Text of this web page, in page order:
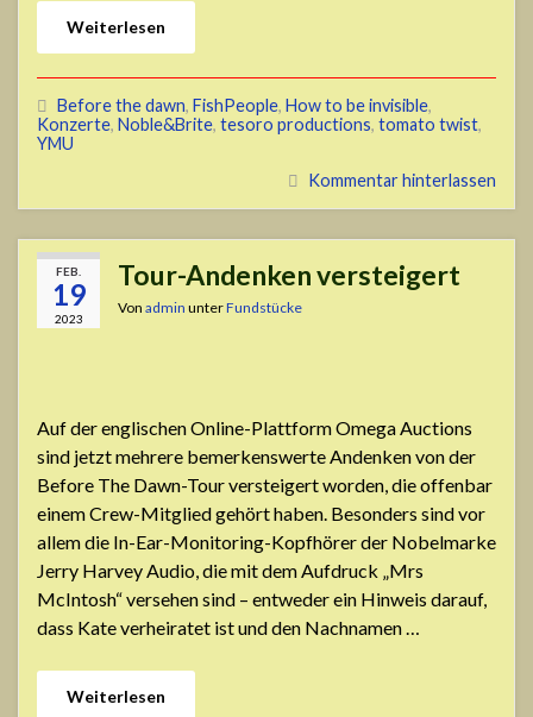
Weiterlesen
Before the dawn, FishPeople, How to be invisible,
Konzerte, Noble&Brite, tesoro productions, tomato twist,
YMU
Kommentar hinterlassen
FEB.
19
2023
Tour-Andenken versteigert
Von admin unterFundstücke
Auf der englischen Online-Plattform Omega Auctions
sind jetzt mehrere bemerkenswerte Andenken von der
Before The Dawn-Tour versteigert worden, die offenbar
einem Crew-Mitglied gehört haben. Besonders sind vor
allem die In-Ear-Monitoring-Kopfhörer der Nobelmarke
Jerry Harvey Audio, die mit dem Aufdruck „Mrs
McIntosh“ versehen sind – entweder ein Hinweis darauf,
dass Kate verheiratet ist und den Nachnamen …
Weiterlesen